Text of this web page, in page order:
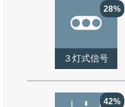
28%
３灯式信号
42%